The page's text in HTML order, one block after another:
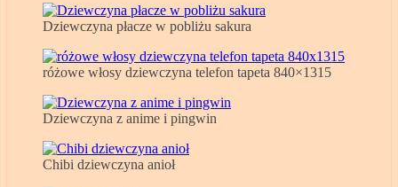
Dziewczyna płacze w pobliżu sakura
różowe włosy dziewczyna telefon tapeta 840×1315
Dziewczyna z anime i pingwin
Chibi dziewczyna anioł